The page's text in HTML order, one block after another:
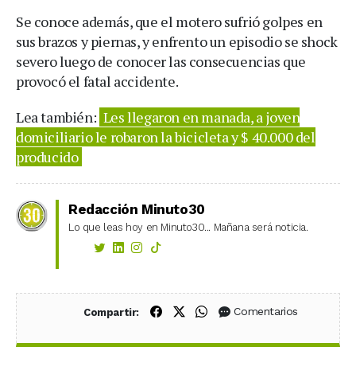
Se conoce además, que el motero sufrió golpes en
sus brazos y piernas, y enfrento un episodio se shock
severo luego de conocer las consecuencias que
provocó el fatal accidente.
Lea también: Les llegaron en manada, a joven
domiciliario le robaron la bicicleta y $ 40.000 del
producido
Redacción Minuto30
Lo que leas hoy en Minuto30... Mañana será noticia.
Compartir: Compartir en Facebook
Compartir en X (Twitter)
Compartir en WhatsApp
Comentarios